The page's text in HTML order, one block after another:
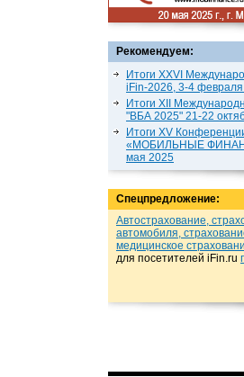
Рекомендуем:
Итоги XXVI
iFin-2026, 3-4
Итоги XII
"ВБА 2025" 21-22
Итоги XV
«МОБИЛЬНЫЕ
мая 2025
Спецпредложение:
Автострахование,
автомобиля,
медицинское
для посетителей iFin.ru